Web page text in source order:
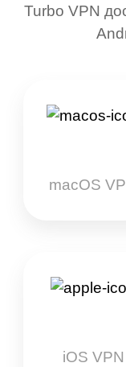
Turbo VPN
macOS
iOS VPN